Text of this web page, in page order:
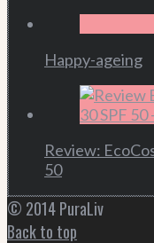
Happy-ageing
Review:
50
© 2014 PuraLiv
Back to top